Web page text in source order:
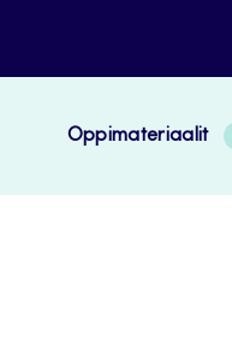
Oppimateriaalit